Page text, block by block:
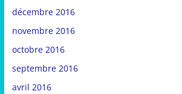
décembre 2016
novembre 2016
octobre 2016
septembre 2016
avril 2016